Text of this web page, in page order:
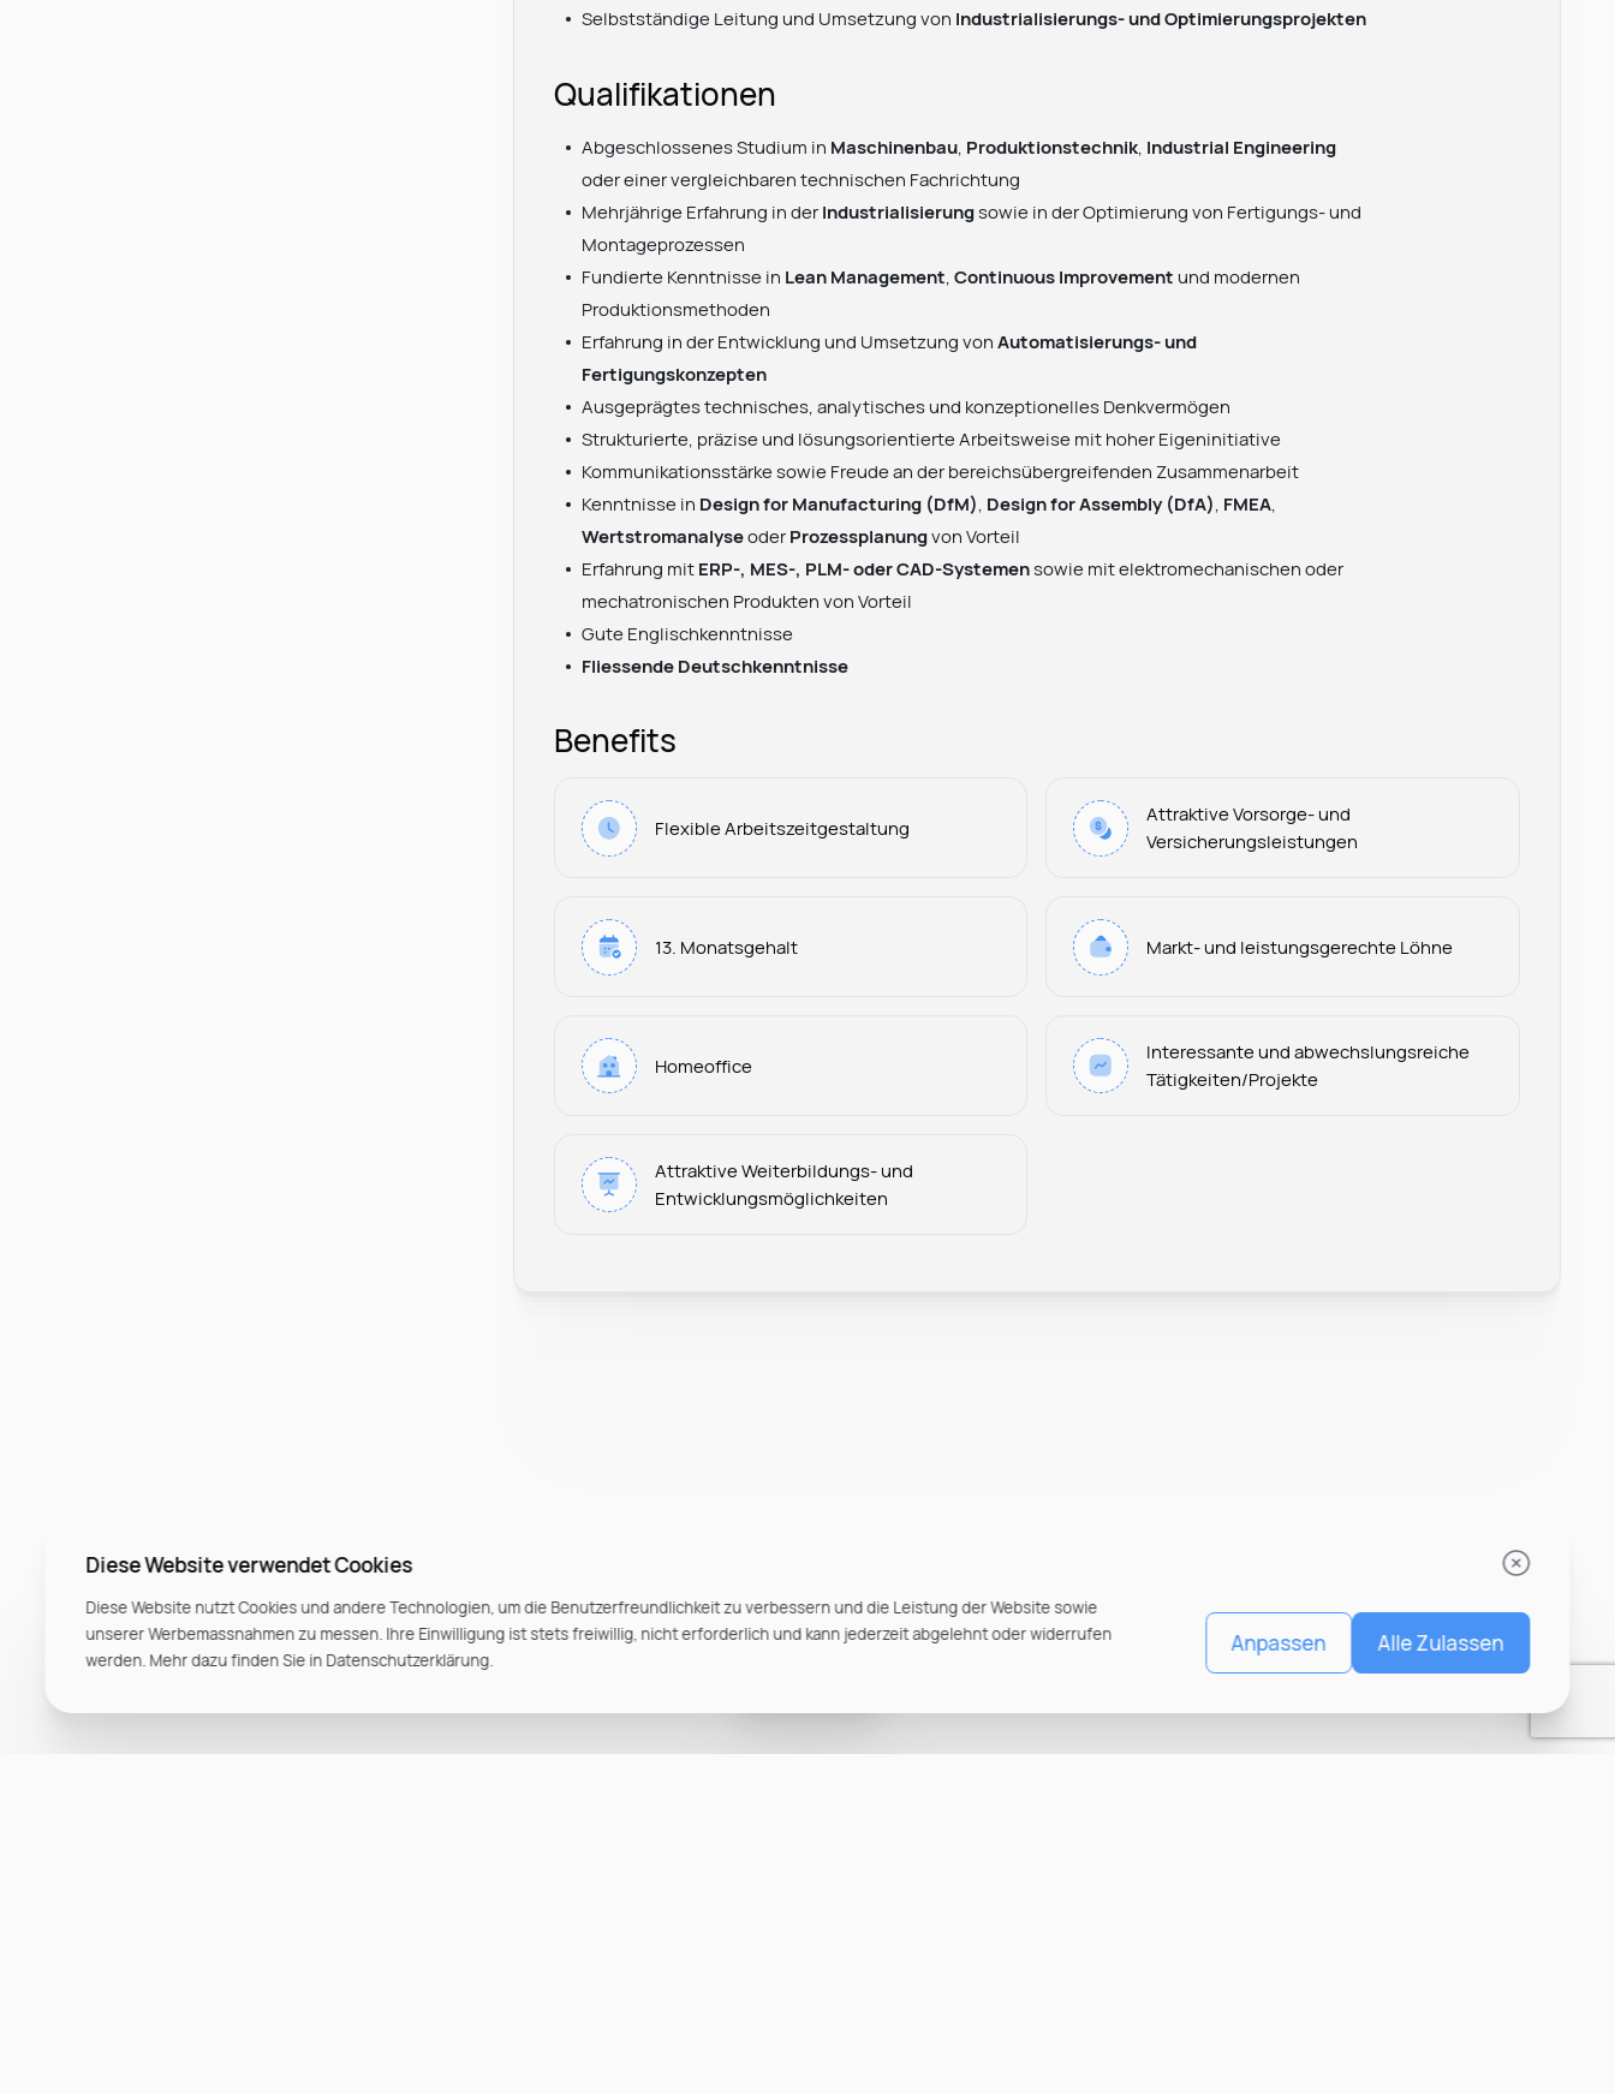
Selbstständige Leitung und Umsetzung von Industrialisierungs- und Optimierungsprojekten
Qualifikationen
Abgeschlossenes Studium in Maschinenbau Produktionstechnik Industrial Engineering
oder einer vergleichbaren technischen Fachrichtung
Mehrjährige Erfahrung in der Industrialisierungsowie in der Optimierung von Fertigungs- und
Montageprozessen
Fundierte Kenntnisse in Lean Management ,Continuous Improvement und modernen
Produktionsmethoden
Erfahrung in der Entwicklung und Umsetzung vonAutomatisierungs- und
Fertigungskonzepten
Ausgeprägtes technisches, analytisches und konzeptionelles Denkvermögen
Strukturierte, präzise und lösungsorientierte Arbeitsweise mit hoher Eigeninitiative
Kommunikationsstärke sowie Freude an der bereichsübergreifenden Zusammenarbeit
Kenntnisse in Design for Manufacturing (DfM) Design for Assembly (DfA) FMEA
Wertstromanalyseoder Prozessplanungvon Vorteil
Erfahrung mit ERP-, MES-, PLM- oder CAD-Systemensowie mit elektromechanischen oder
mechatronischen Produkten von Vorteil
Gute Englischkenntnisse
Fliessende Deutschkenntnisse
Benefits
Flexible Arbeitszeitgestaltung
Attraktive Vorsorge- und
Versicherungsleistungen
13. Monatsgehalt Markt- und leistungsgerechte Löhne
Homeoffice
Interessante und abwechslungsreiche
Tätigkeiten/Projekte
Attraktive Weiterbildungs- und
Entwicklungsmöglichkeiten
Diese Website verwendet Cookies
Diese Website nutzt Cookies und andere Technologien, um die Benutzerfreundlichkeit zu verbessern und die Leistung der Website sowie
unserer Werbemassnahmen zu messen. Ihre Einwilligung ist stets freiwillig, nicht erforderlich und kann jederzeit abgelehnt oder widerrufen
werden. Mehr dazu finden Sie in Datenschutzerklärung.
Anpassen Alle Zulassen